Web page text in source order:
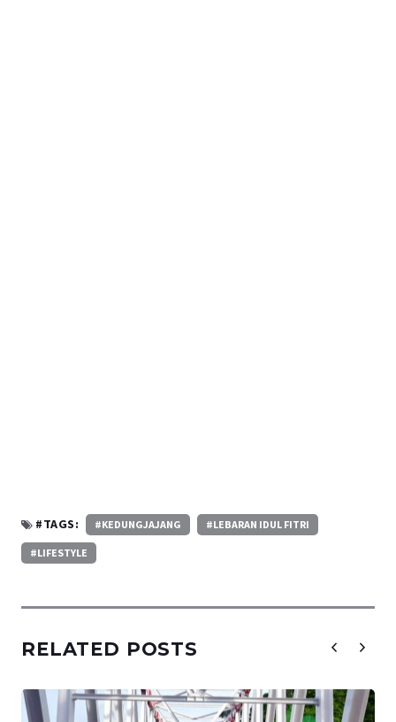
#TAGS: #KEDUNGJAJANG #LEBARAN IDUL FITRI
#LIFESTYLE
RELATED POSTS